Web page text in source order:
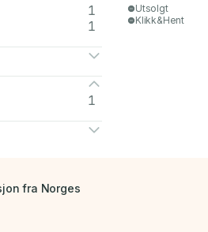
1
1
1
Utsolgt
Klikk&Hent
fra Norges